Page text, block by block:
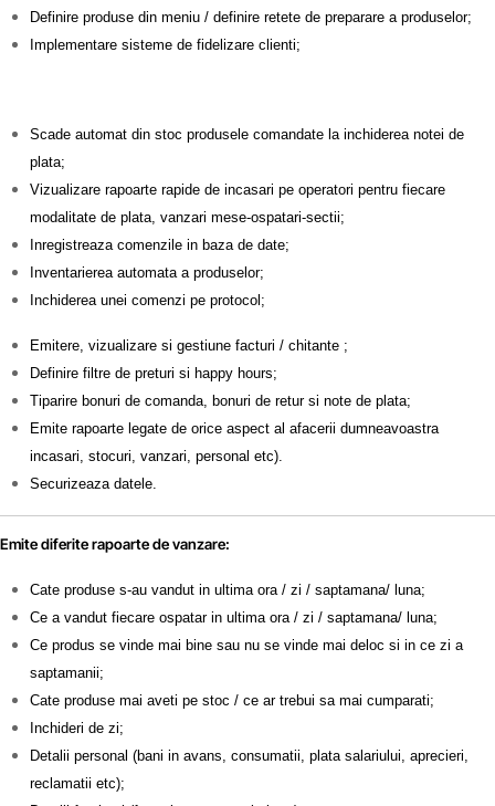
Definire produse din meniu / definire retete de preparare a produselor;
Implementare sisteme de fidelizare clienti;
Scade automat din stoc produsele comandate la inchiderea notei de
plata;
Vizualizare rapoarte rapide de incasari pe operatori pentru fiecare
modalitate de plata, vanzari mese-ospatari-sectii;
Inregistreaza comenzile in baza de date;
Inventarierea automata a produselor;
Inchiderea unei comenzi pe protocol;
Emitere, vizualizare si gestiune facturi / chitante ;
Definire filtre de preturi si happy hours;
Tiparire bonuri de comanda, bonuri de retur si note de plata;
Emite rapoarte legate de orice aspect al afacerii dumneavoastra
incasari, stocuri, vanzari, personal etc).
Securizeaza datele.
Emite diferite rapoarte de vanzare:
Cate produse s-au vandut in ultima ora / zi / saptamana/ luna;
Ce a vandut fiecare ospatar in ultima ora / zi / saptamana/ luna;
Ce produs se vinde mai bine sau nu se vinde mai deloc si in ce zi a
saptamanii;
Cate produse mai aveti pe stoc / ce ar trebui sa mai cumparati;
Inchideri de zi;
Detalii personal (bani in avans, consumatii, plata salariului, aprecieri,
reclamatii etc);